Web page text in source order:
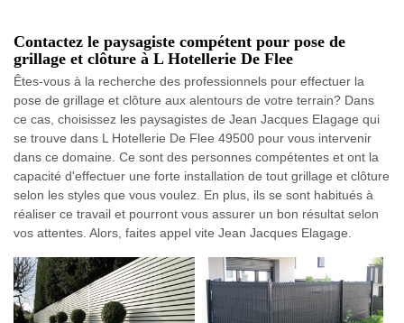
Contactez le paysagiste compétent pour pose de
grillage et clôture à L Hotellerie De Flee
Êtes-vous à la recherche des professionnels pour effectuer la
pose de grillage et clôture aux alentours de votre terrain? Dans
ce cas, choisissez les paysagistes de Jean Jacques Elagage qui
se trouve dans L Hotellerie De Flee 49500 pour vous intervenir
dans ce domaine. Ce sont des personnes compétentes et ont la
capacité d'effectuer une forte installation de tout grillage et clôture
selon les styles que vous voulez. En plus, ils se sont habitués à
réaliser ce travail et pourront vous assurer un bon résultat selon
vos attentes. Alors, faites appel vite Jean Jacques Elagage.